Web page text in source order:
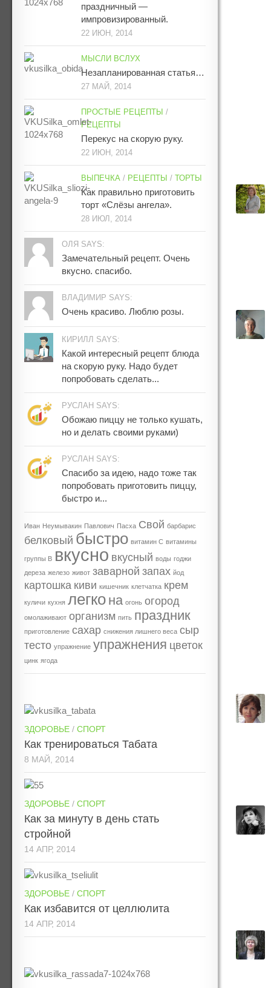
праздничный —
импровизированный.
22 ИЮН, 2014
МЫСЛИ ВСЛУХ
Незапланированная статья…
27 МАЙ, 2014
ПРОСТЫЕ РЕЦЕПТЫ /
РЕЦЕПТЫ
Перекус на скорую руку.
22 ИЮН, 2014
ВЫПЕЧКА / РЕЦЕПТЫ / ТОРТЫ
Как правильно приготовить
торт «Слёзы ангела».
28 ИЮЛ, 2014
ОЛЯ SAYS:
Замечательный рецепт. Очень
вкусно. спасибо.
ВЛАДИМИР SAYS:
Очень красиво. Люблю розы.
КИРИЛЛ SAYS:
Какой интересный рецепт блюда
на скорую руку. Надо будет
попробовать сделать...
РУСЛАН SAYS:
Обожаю пиццу не только кушать,
но и делать своими руками)
РУСЛАН SAYS:
Спасибо за идею, надо тоже так
попробовать приготовить пиццу,
быстро и...
Иван Неумывакин Павлович Пасха Свой барбарис
белковый быстро витамин С витамины
группы В вкусно вкусный воды годжи
дереза железо живот заварной запах йод
картошка киви кишечник клетчатка крем
куличи кухня легко на огонь огород
омолаживают организм пить праздник
приготовление сахар снижения лишнего веса сыр
тесто упражнение упражнения цветок
цинк ягода
ЗДОРОВЬЕ / СПОРТ
Как тренироваться Табата
8 МАЙ, 2014
ЗДОРОВЬЕ / СПОРТ
Как за минуту в день стать
стройной
14 АПР, 2014
ЗДОРОВЬЕ / СПОРТ
Как избавится от целлюлита
14 АПР, 2014